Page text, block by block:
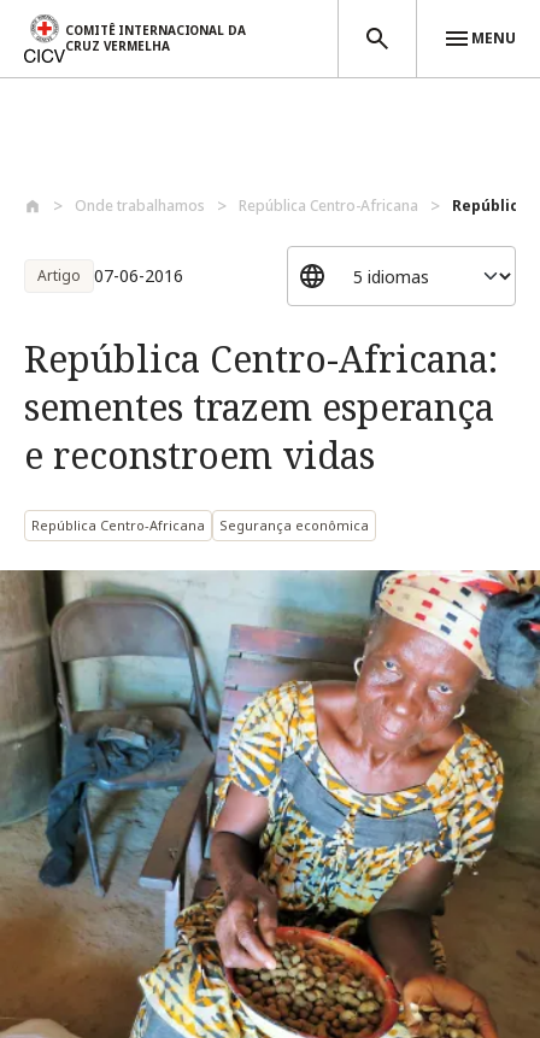
COMITÊ INTERNACIONAL DA
CRUZ VERMELHA
MENU
Onde trabalhamos República Centro-Africana República
Artigo 07-06-2016
República Centro-Africana:
sementes trazem esperança
e reconstroem vidas
República Centro-Africana Segurança econômica